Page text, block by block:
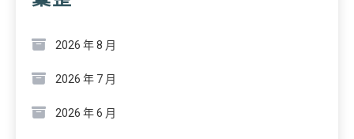
2026 年 8 月
2026 年 7 月
2026 年 6 月